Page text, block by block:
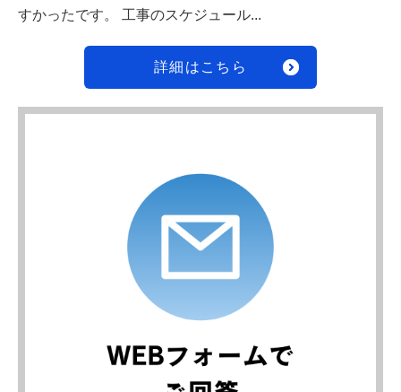
すかったです。 工事のスケジュール...
詳細はこちら